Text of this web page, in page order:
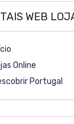
WEB
Online
Portugal